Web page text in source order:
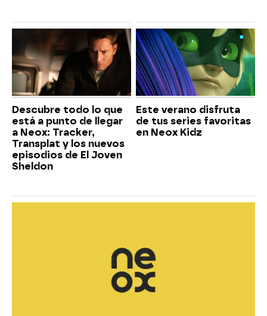
Descubre todo lo que
está a punto de llegar
a Neox: Tracker,
Transplat y los nuevos
episodios de El Joven
Sheldon
Este verano disfruta
de tus series favoritas
en Neox Kidz